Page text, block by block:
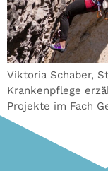
Viktoria Schaber,
Krankenpflege
Projekte im Fach